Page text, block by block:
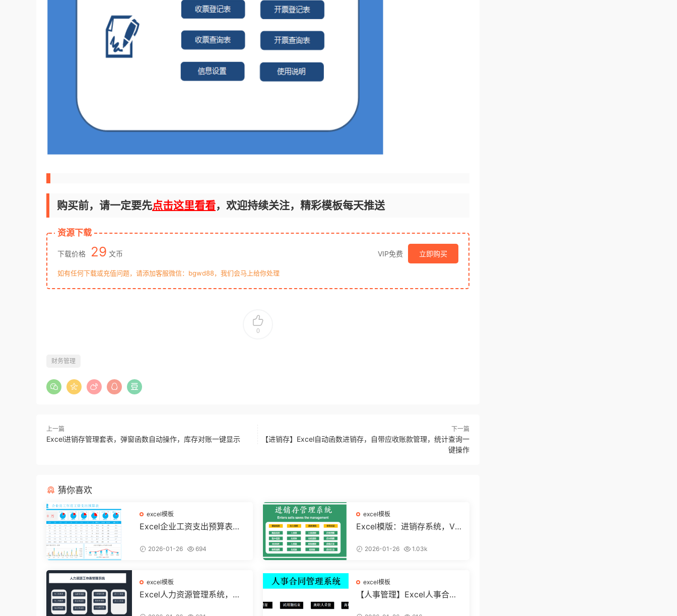
购买前，请一定要先点击这里看看，欢迎持续关注，精彩模板每天推送
资源下载
下载价格 29 文币 VIP免费 立即购买
如有任何下载或充值问题，请添加客服微信：bgwd88，我们会马上给你处理
0
财务管理
上一篇
Excel进销存管理套表，弹窗函数自动操作，库存对账一键显示
下一篇
【进销存】Excel自动函数进销存，自带应收账款管理，统计查询一
键操作
猜你喜欢
excel模板
Excel企业工资支出预算表，
不操心【10194】
2026-01-26 694
excel模板
Excel模版：进销存系统，VB
8】2026-01-26 1.03k
excel模板
Excel人力资源管理系统，自
excel模板
【人事管理】Excel人事合同